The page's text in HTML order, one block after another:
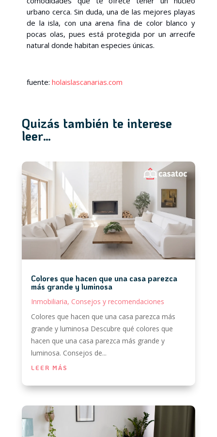
urbano cerca. Sin duda, una de las mejores playas
de la isla, con una arena fina de color blanco y
pocas olas, pues está protegida por un arrecife
natural donde habitan especies únicas.
fuente: holaislascanarias.com
Quizás también te interese
leer…
Colores que hacen que una casa parezca
más grande y luminosa
Inmobiliaria, Consejos y recomendaciones
Colores que hacen que una casa parezca más
grande y luminosa Descubre qué colores que
hacen que una casa parezca más grande y
luminosa. Consejos de...
LEER MÁS